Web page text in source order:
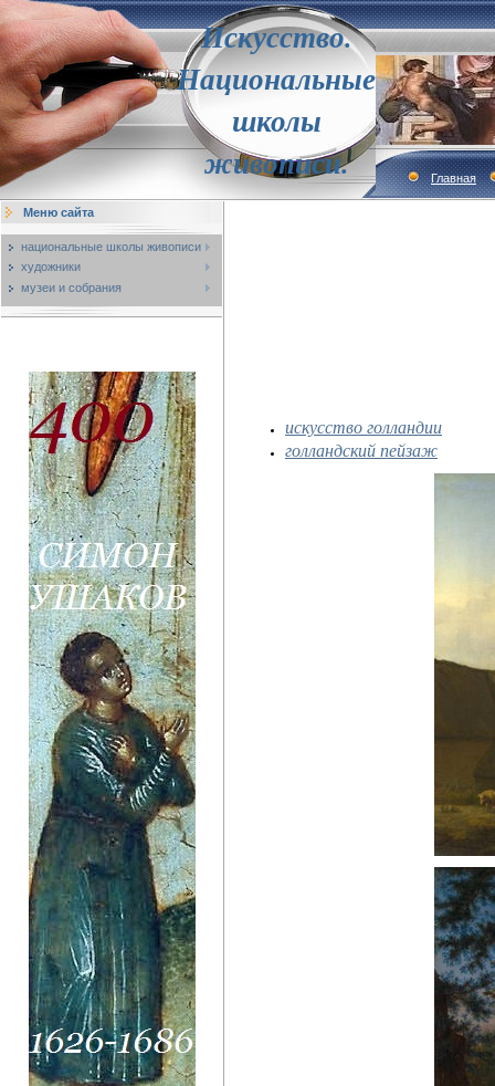
Искусство.
Национальные
школы
живописи.
Главная
Меню сайта
национальные школы живописи
художники
музеи и собрания
искусство голландии
голландский пейзаж